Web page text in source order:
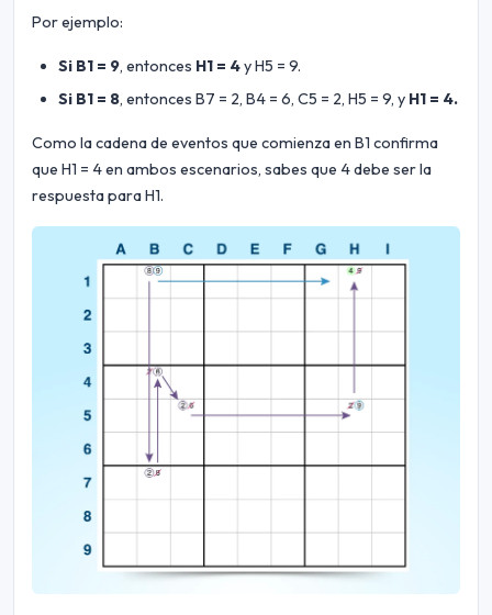
Por ejemplo:
Si B1 = 9, entonces H1 = 4y H5 = 9.
Si B1 = 8, entonces B7 = 2, B4 = 6, C5 = 2, H5 = 9, y H1 = 4.
Como la cadena de eventos que comienza en B1 confirma
que H1 = 4 en ambos escenarios, sabes que 4 debe ser la
respuesta para H1.